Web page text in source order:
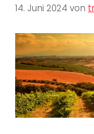
14. Juni 2024 von